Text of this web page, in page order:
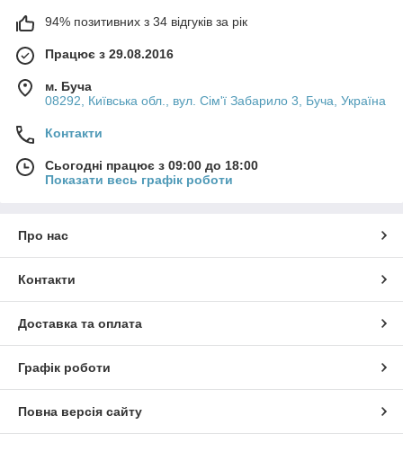
94% позитивних з 34 відгуків за рік
Працює з 29.08.2016
м. Буча
08292, Київська обл., вул. Сім'ї Забарило 3, Буча, Україна
Контакти
Сьогодні працює з 09:00 до 18:00
Показати весь графік роботи
Про нас
Контакти
Доставка та оплата
Графік роботи
Повна версія сайту